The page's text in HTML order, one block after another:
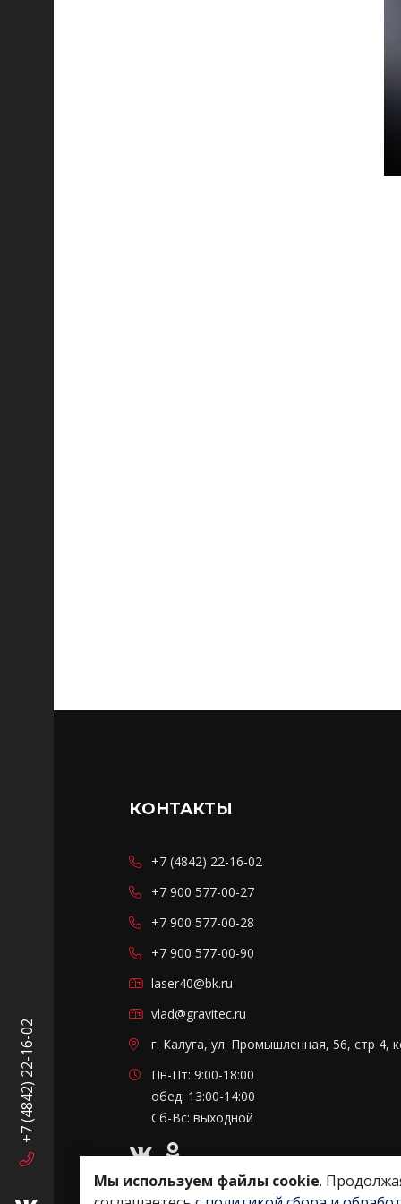
+7 (4842) 22-16-02
КОНТАКТЫ
+7 (4842) 22-16-02
+7 900 577-00-27
+7 900 577-00-28
+7 900 577-00-90
laser40@bk.ru
vlad@gravitec.ru
г. Калуга, ул. Промышленная, 56, стр 4,
Пн-Пт: 9:00-18:00
обед: 13:00-14:00
Сб-Вс: выходной
Мы используем файлы cookie.